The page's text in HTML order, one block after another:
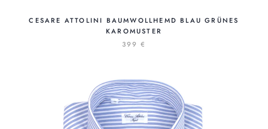
CESARE ATTOLINI BAUMWOLLHEMD BLAU GRÜNES
KAROMUSTER
399 €